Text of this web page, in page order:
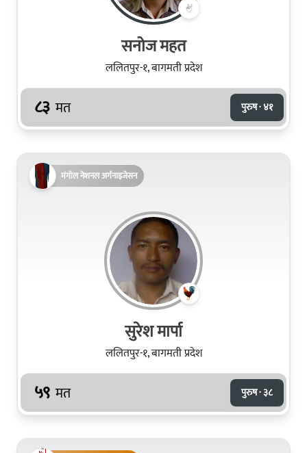
सनोज महत
ललितपुर-१, बागमती प्रदेश
८३ मत पुरुष · ४१
मंगोल नेशनल अर्गनाइजेसन
सुरेश मार्पा
ललितपुर-१, बागमती प्रदेश
५९ मत पुरुष · ३८